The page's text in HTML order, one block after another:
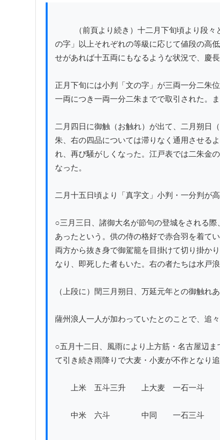
の字」以上それぞれの等級に応じて値段の高
せがあれば十五両にもなるような状況で、慶
正月下旬には小判「文の字」が三両一分二朱
一両につき一両一分二朱までで取引された。
二月四日に御触（お触れ）が出て、二月朔日
朱、右の四品については滞りなく通用させる
れ、再び騒がしくなった。江戸表では二朱金
なった。
二月十五日頃より「真字文」小判・一分判が
○三月三日、諸御大名が節句の登城をされる
あったという。供の侍の格好で赤合羽を着て
両方から抜き身で御駕籠を目掛けて切り掛か
なり、即死した者もいた。右の者たちは水戸
（上段に）閏三月朔日、万延元年との御触れ
薩州浪人一人が加わっていたとのことで、追
○五月十二日、風雨により上方筋・名古屋辺
て引き続き雨降りで大麦・小麦が不作となり
上米　五斗三升　　上大麦　一石一斗　　
中米　六斗　　　　中同　　一石三斗　　